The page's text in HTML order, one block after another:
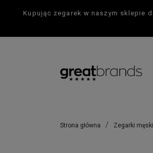
Kupując zegarek w naszym sklepie
Strona główna Zegarki